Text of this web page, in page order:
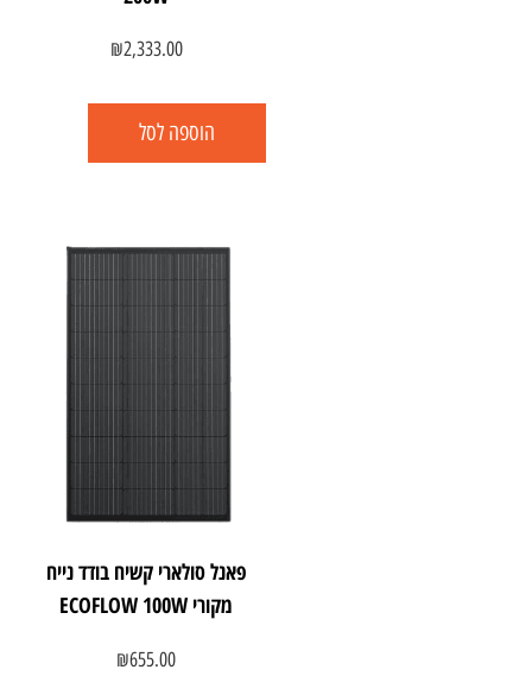
₪2,333.00
הוספה לסל
פאנל סולארי קשיח בודד נייח
מקורי ECOFLOW 100W
₪655.00